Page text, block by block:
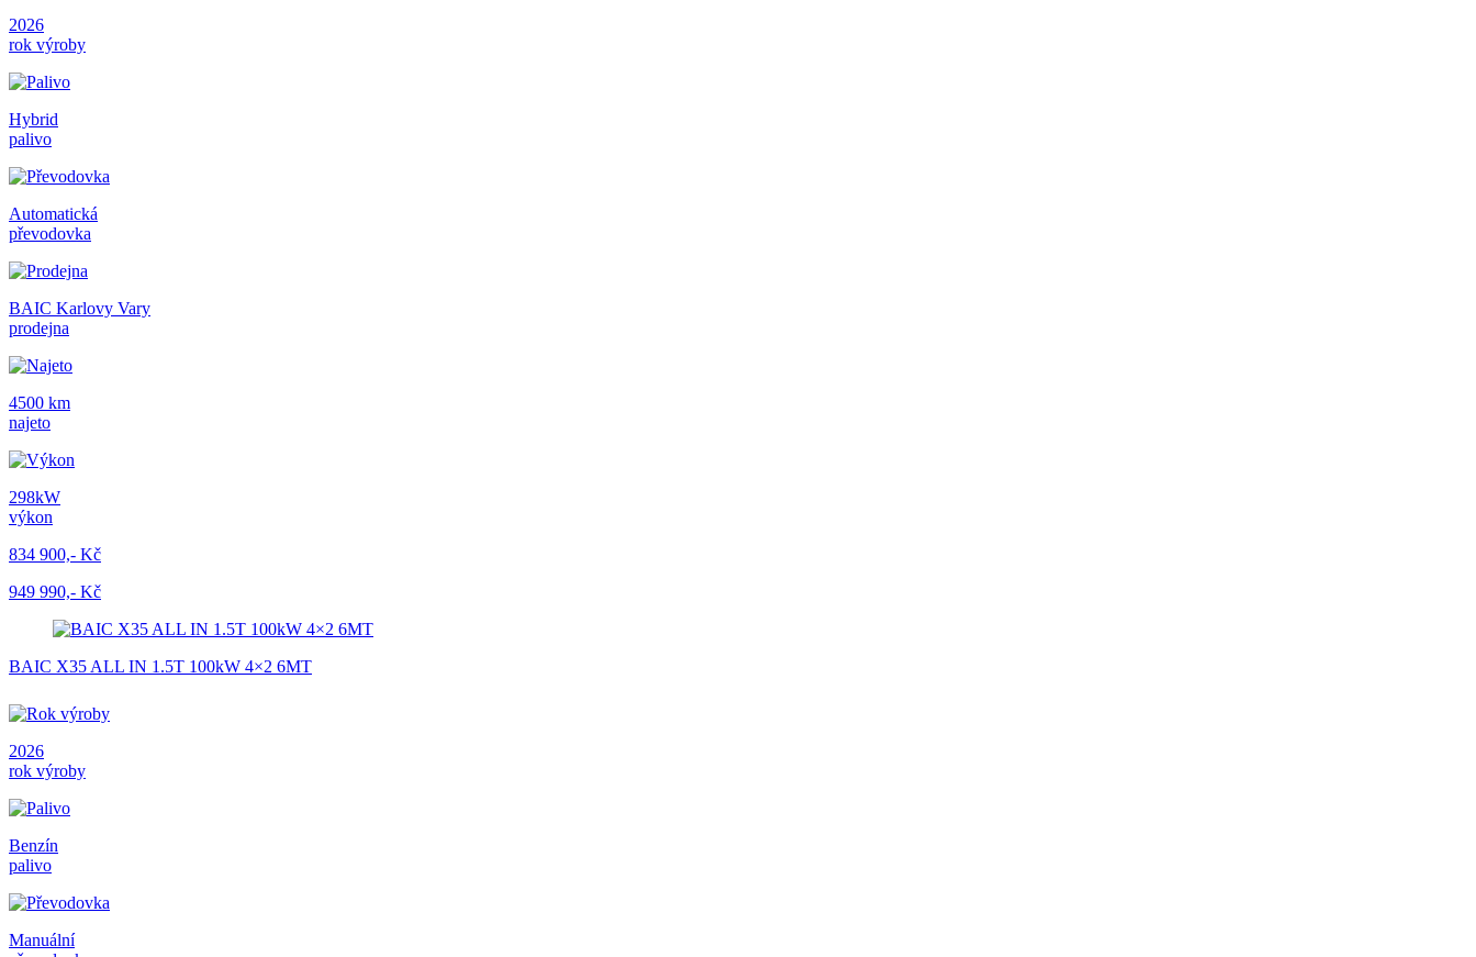
2026
rok výroby
Hybrid
palivo
Automatická
převodovka
BAIC Karlovy Vary
prodejna
4500 km
najeto
298kW
výkon
834 900,- Kč
949 990,- Kč
BAIC X35 ALL IN 1.5T 100kW 4×2 6MT
2026
rok výroby
Benzín
palivo
Manuální